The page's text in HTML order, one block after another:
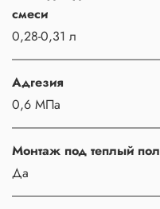
смеси
0,28-0,31 л
Адгезия
0,6 МПа
Монтаж под теплый пол
Да